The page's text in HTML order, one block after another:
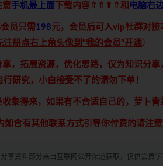
意手机最上面 下载内容⇑⇑⇑⇑和 电脑右
员只需198元，会员后可入vip社群对接
注册点右上角头像到“我的会员”开通 ）
，拓展资源，优化思路，仅为知识分
研究，小白接受不了的请勿下单！
集得来，如果有不合适自己的，萝卜
如含有其他联系方式引导你付费的请注
分享资料部分来自互联网公开渠道获取，仅供会员